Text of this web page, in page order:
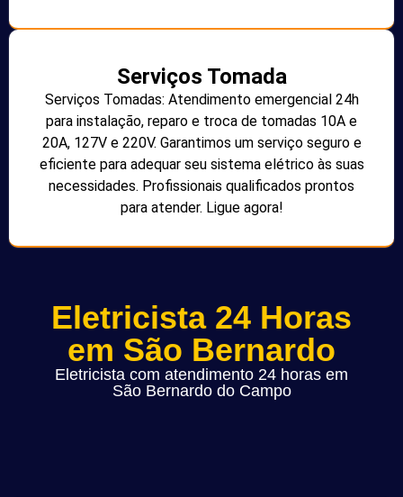
Serviços Tomada
Serviços Tomadas: Atendimento emergencial 24h
para instalação, reparo e troca de tomadas 10A e
20A, 127V e 220V. Garantimos um serviço seguro e
eficiente para adequar seu sistema elétrico às suas
necessidades. Profissionais qualificados prontos
para atender. Ligue agora!
Eletricista 24 Horas
em São Bernardo
Eletricista com atendimento 24 horas em
São Bernardo do Campo